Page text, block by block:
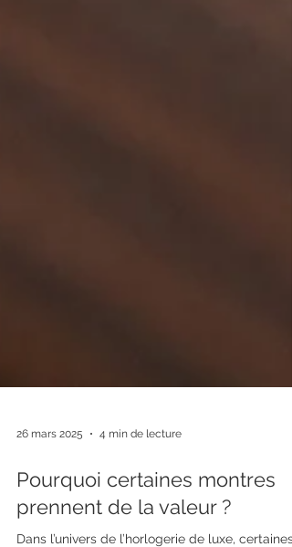
26 mars 2025 4 min de lecture